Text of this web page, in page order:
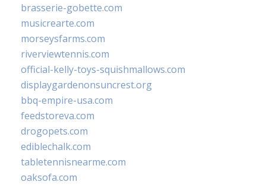
brasserie-gobette.com
musicrearte.com
morseysfarms.com
riverviewtennis.com
official-kelly-toys-squishmallows.com
displaygardenonsuncrest.org
bbq-empire-usa.com
feedstoreva.com
drogopets.com
ediblechalk.com
tabletennisnearme.com
oaksofa.com